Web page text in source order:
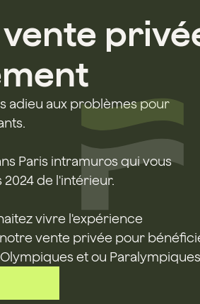
adieu aux problèmes pour
Paris intramuros qui vous
de l'intérieur.
vivre l'expérience
vente privée pour
et ou